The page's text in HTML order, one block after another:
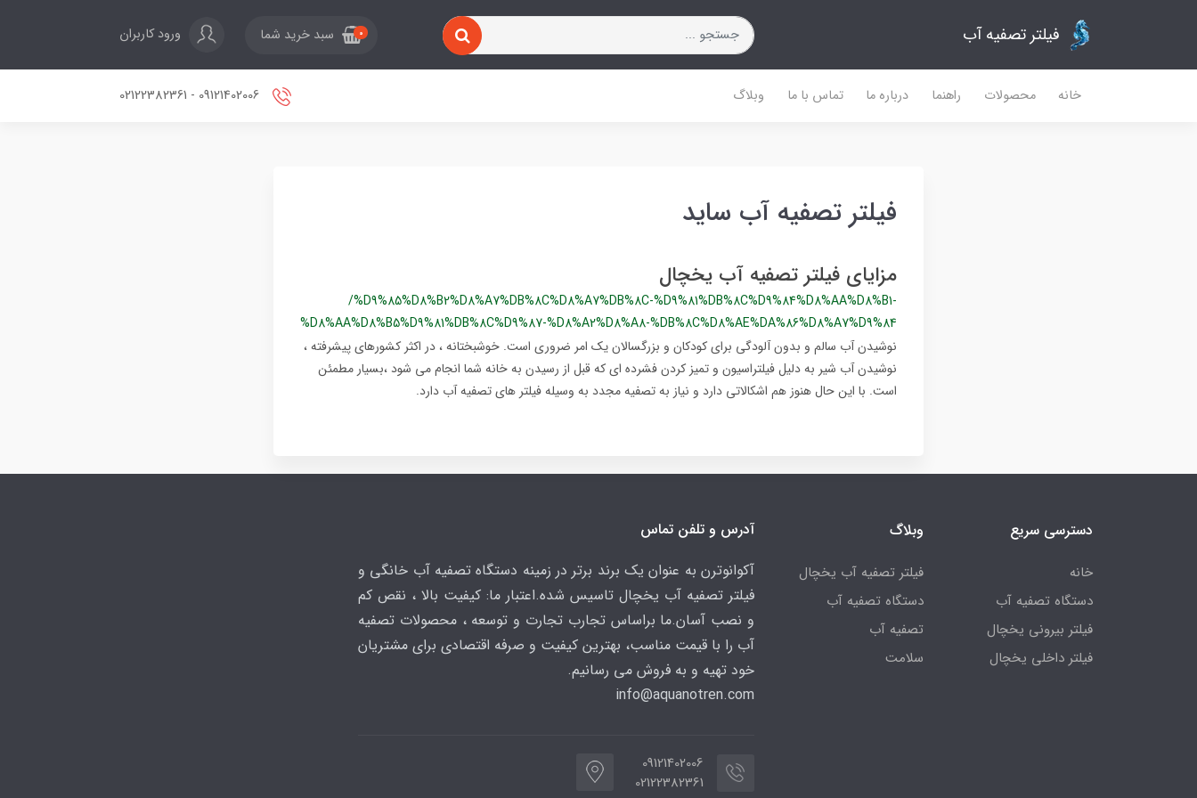
فیلتر تصفیه آب 0 سبد خرید شما ورود کاربران
خانه محصولات راهنما درباره ما تماس با ما وبلاگ
فیلتر تصفیه آب ساید
مزایای فیلتر تصفیه آب یخچال
/%D9%85%D8%B2%D8%A7%DB%8C%D8%A7%DB%8C-%D9%81%DB%8C%D9%84%D8%AA%D8%B1-
%D8%AA%D8%B5%D9%81%DB%8C%D9%87-%D8%A2%D8%A8-%DB%8C%D8%AE%DA%86%D8%A7%D9%84
نوشیدن آب سالم و بدون آلودگی برای کودکان و بزرگسالان یک امر ضروری است. خوشبختانه ، در اکثر کشورهای پیشرفته ،
نوشیدن آب شیر به دلیل فیلتراسیون و تمیز کردن فشرده ای که قبل از رسیدن به خانه شما انجام می شود ،بسیار مطمئن
است. با این حال هنوز هم اشکالاتی دارد و نیاز به تصفیه مجدد به وسیله فیلتر های تصفیه آب دارد.
دسترسی سریع
خانه
دستگاه تصفیه آب
فیلتر بیرونی یخچال
فیلتر داخلی یخچال
وبلاگ
فیلتر تصفیه آب یخچال
دستگاه تصفیه آب
تصفیه آب
سلامت
آدرس و تلفن تماس
آکوانوترن به عنوان یک برند برتر در زمینه دستگاه تصفیه آب خانگی و
فیلتر تصفیه آب یخچال تاسیس شده.اعتبار ما: کیفیت بالا ، نقص کم
و نصب آسان.ما براساس تجارب تجارت و توسعه ، محصولات تصفیه
آب را با قیمت مناسب، بهترین کیفیت و صرفه اقتصادی برای مشتریان
خود تهیه و به فروش می رسانیم.
info@aquanotren.com
09121402006
02122382361